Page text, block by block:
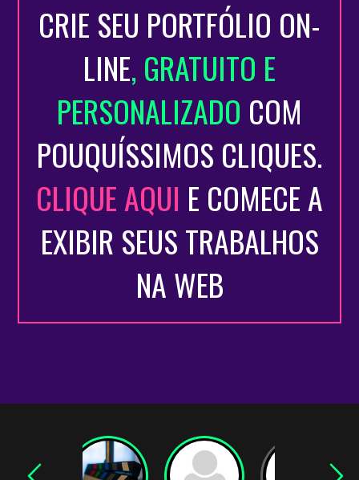
CRIE SEU PORTFÓLIO ON-
LINE, GRATUITO E
PERSONALIZADO COM
POUQUÍSSIMOS CLIQUES.
CLIQUE AQUI E COMECE A
EXIBIR SEUS TRABALHOS
NA WEB